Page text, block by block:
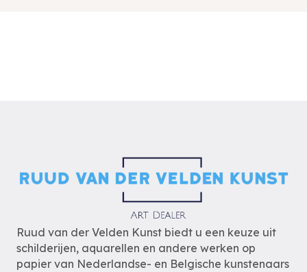
Ruud van der Velden Kunst biedt u een keuze uit
schilderijen, aquarellen en andere werken op
papier van Nederlandse- en Belgische kunstenaars